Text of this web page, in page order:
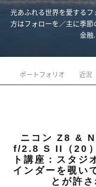
光あふれる世界を愛する
方はフォローを／主に季
金融
ポートフォリオ 近況
ニコン Z8 &
f/2.8 S II（20）
ト講座：スタ
インダーを覗い
とが許